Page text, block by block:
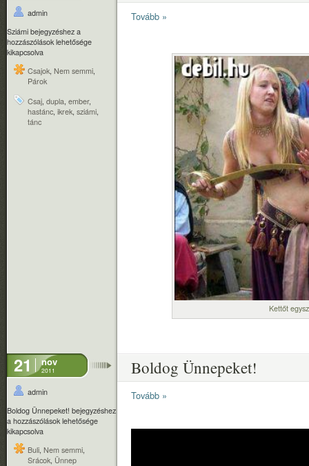
admin
Sziámi bejegyzéshez a
hozzászólások lehetősége
kikapcsolva
Csajok Nem semmi
Párok
Csaj dupla ember,
hastánc ikrek sziámi
tánc
Tovább »
Kettőt
21 nov
2011
admin
Boldog Ünnepeket! bejegyzéshez
a hozzászólások lehetősége
kikapcsolva
Buli Nem semmi
Srácok Ünnep
Boldog Ünnepeket!
Tovább »